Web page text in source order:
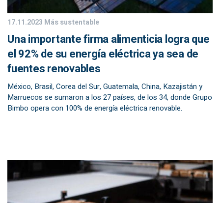
17.11.2023 Más sustentable
Una importante firma alimenticia logra que
el 92% de su energía eléctrica ya sea de
fuentes renovables
México, Brasil, Corea del Sur, Guatemala, China, Kazajistán y
Marruecos se sumaron a los 27 países, de los 34, donde Grupo
Bimbo opera con 100% de energía eléctrica renovable.